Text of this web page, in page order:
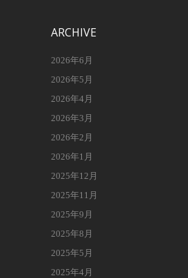
ARCHIVE
2026年6月
2026年5月
2026年4月
2026年3月
2026年2月
2026年1月
2025年12月
2025年11月
2025年9月
2025年8月
2025年5月
2025年4月